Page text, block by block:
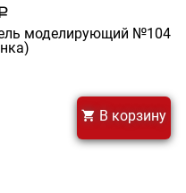
моделирующий №104
В корзину